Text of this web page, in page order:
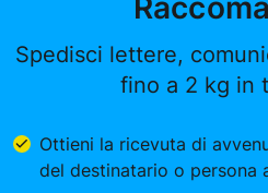
Spedisci lettere,
fino a 2 kg in
Ottieni la ricevuta di
del destinatario o persona